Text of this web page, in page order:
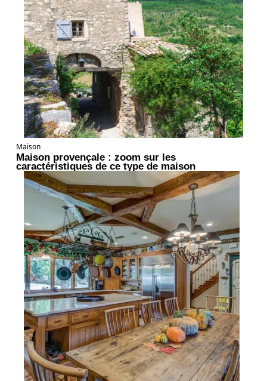
Maison
Maison provençale : zoom sur les
caractéristiques de ce type de maison